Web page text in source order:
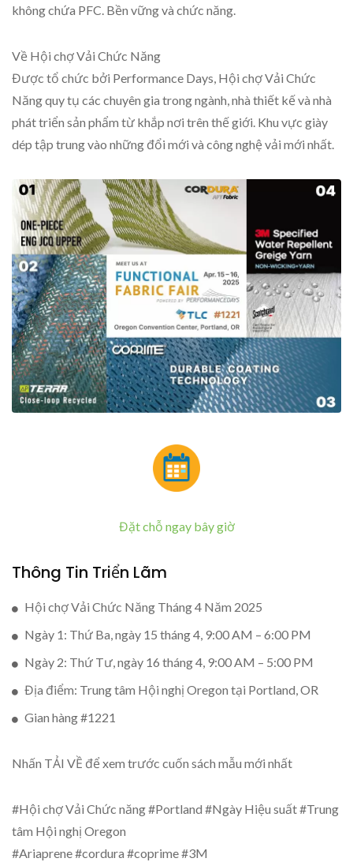
không chứa PFC. Bền vững và chức năng.
Về Hội chợ Vải Chức Năng
Được tổ chức bởi Performance Days, Hội chợ Vải Chức
Năng quy tụ các chuyên gia trong ngành, nhà thiết kế và nhà
phát triển sản phẩm từ khắp nơi trên thế giới. Khu vực giày
dép tập trung vào những đổi mới và công nghệ vải mới nhất.
Đặt chỗ ngay bây giờ
Thông Tin Triển Lãm
Hội chợ Vải Chức Năng Tháng 4 Năm 2025
Ngày 1: Thứ Ba, ngày 15 tháng 4, 9:00 AM – 6:00 PM
Ngày 2: Thứ Tư, ngày 16 tháng 4, 9:00 AM – 5:00 PM
Địa điểm: Trung tâm Hội nghị Oregon tại Portland, OR
Gian hàng #1221
Nhấn TẢI VỀ để xem trước cuốn sách mẫu mới nhất
#Hội chợ Vải Chức năng #Portland #Ngày Hiệu suất #Trung
tâm Hội nghị Oregon
#Ariaprene #cordura #coprime #3M